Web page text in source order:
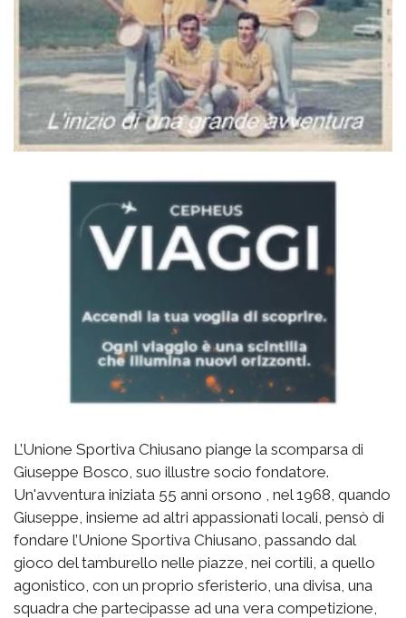
L’Unione Sportiva Chiusano piange la scomparsa di
Giuseppe Bosco, suo illustre socio fondatore.
Un'avventura iniziata 55 anni orsono , nel 1968, quando
Giuseppe, insieme ad altri appassionati locali, pensò di
fondare l’Unione Sportiva Chiusano, passando dal
gioco del tamburello nelle piazze, nei cortili, a quello
agonistico, con un proprio sferisterio, una divisa, una
squadra che partecipasse ad una vera competizione,